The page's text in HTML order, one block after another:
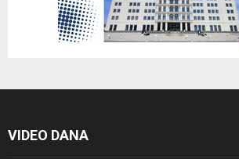
VIDEO DANA